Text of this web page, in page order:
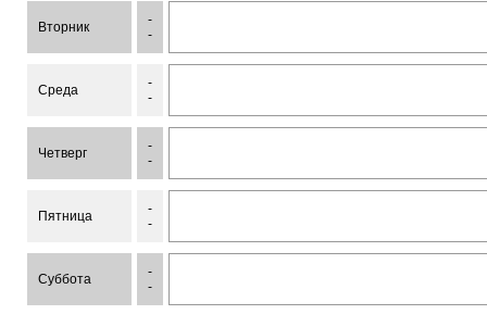
Вторник
-
-
Среда
-
-
Четверг
-
-
Пятница
-
-
Суббота
-
-